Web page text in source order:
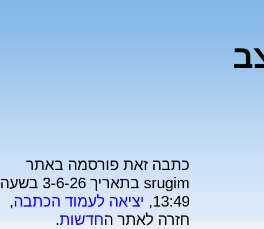
כתבה זאת פורסמה באתר
srugim בתאריך 3-6-26 בשעה
13:49, יציאה לעמוד הכתבה,
חזרה לאתר החדשות.